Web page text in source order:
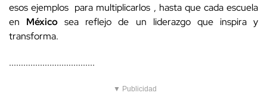
esos ejemplos para multiplicarlos , hasta que cada escuela
en México sea reflejo de un liderazgo que inspira y
transforma.
....................................
▼ Publicidad